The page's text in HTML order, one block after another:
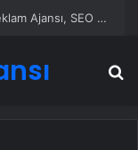
Serjoy : Dijital Medya Ajansı, Google Reklam Ajansı, SEO Ajansı ve Web Tasarım Ajansı